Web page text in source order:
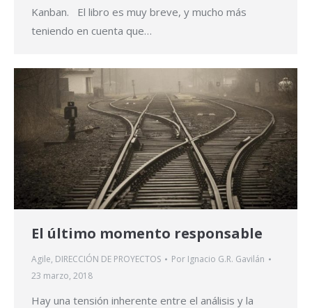
Kanban. El libro es muy breve, y mucho más
teniendo en cuenta que…
El último momento responsable
Agile, DIRECCIÓN DE PROYECTOS Por Ignacio G.R. Gavilán
23 marzo, 2018
Hay una tensión inherente entre el análisis y la